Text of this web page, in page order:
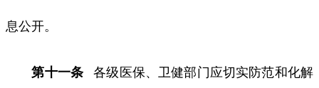
息公开。
第十一条 各级医保、卫健部门应切实防范和化解